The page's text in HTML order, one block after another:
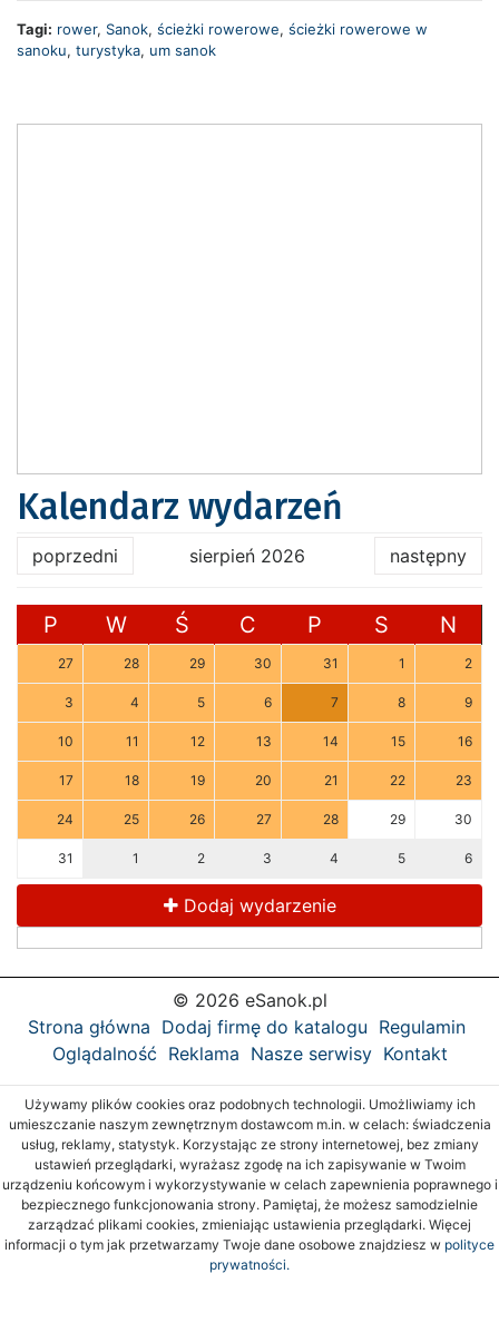
Tagi: rower, Sanok, ścieżki rowerowe, ścieżki rowerowe w
sanoku, turystyka, um sanok
Kalendarz wydarzeń
poprzedni sierpień 2026 następny
P W Ś C P S N
27 28 29 30 31 1 2
3 4 5 6 7 8 9
10 11 12 13 14 15 16
17 18 19 20 21 22 23
24 25 26 27 28 29 30
31 1 2 3 4 5 6
Dodaj wydarzenie
© 2026 eSanok.pl
Strona główna Dodaj firmę do katalogu Regulamin
Oglądalność Reklama Nasze serwisy Kontakt
Używamy plików cookies oraz podobnych technologii. Umożliwiamy ich
umieszczanie naszym zewnętrznym dostawcom m.in. w celach: świadczenia
usług, reklamy, statystyk. Korzystając ze strony internetowej, bez zmiany
ustawień przeglądarki, wyrażasz zgodę na ich zapisywanie w Twoim
urządzeniu końcowym i wykorzystywanie w celach zapewnienia poprawnego i
bezpiecznego funkcjonowania strony. Pamiętaj, że możesz samodzielnie
zarządzać plikami cookies, zmieniając ustawienia przeglądarki. Więcej
informacji o tym jak przetwarzamy Twoje dane osobowe znajdziesz w polityce
prywatności.